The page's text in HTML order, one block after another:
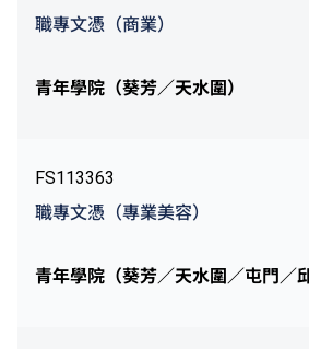
職專文憑（商業）
青年學院（葵芳／天水圍）
FS113363
職專文憑（專業美容）
青年學院（葵芳／天水圍／屯門／